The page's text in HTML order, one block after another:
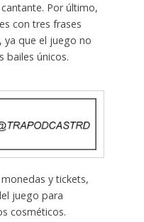
Por último,
con tres frases
ya que el juego no
bailes únicos.
y tickets,
juego para
cosméticos.